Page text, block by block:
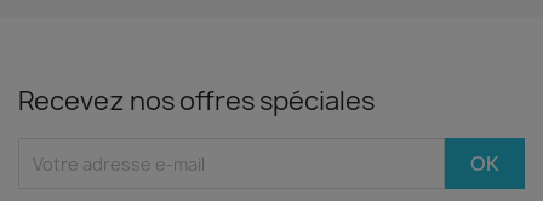
Recevez nos offres spéciales